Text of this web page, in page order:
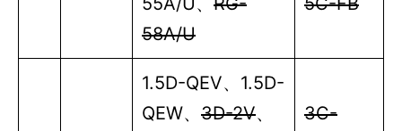
58A/U
1.5D-QEV、 1.5D-
QEW、 3D-2V、
3C-